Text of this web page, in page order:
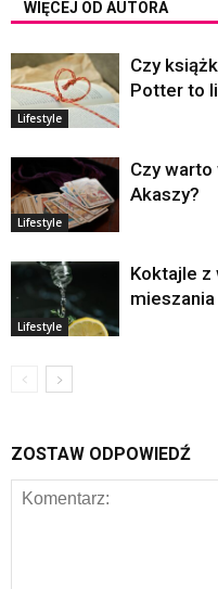
WIĘCEJ OD AUTORA
Lifestyle
Czy
Potter to
Lifestyle
Czy warto
Akaszy?
Lifestyle
Koktajle z
mieszania
ZOSTAW ODPOWIEDŹ